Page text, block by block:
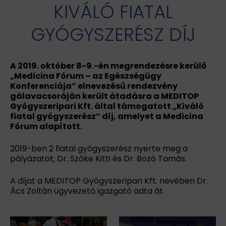
KIVÁLÓ FIATAL
GYÓGYSZERÉSZ DÍJ
A 2019. október 8-9.-én megrendezésre kerülő
„Medicina Fórum – az Egészségügy
Konferenciája” elnevezésű rendezvény
gálavacsoráján került átadásra a MEDITOP
Gyógyszeripari Kft. által támogatott „Kiváló
fiatal gyógyszerész” díj, amelyet a Medicina
Fórum alapított.
2019-ben 2 fiatal gyógyszerész nyerte meg a
pályázatot, Dr. Szőke Kitti és Dr. Bozó Tamás.
A díjat a MEDITOP Gyógyszeripari Kft. nevében Dr.
Ács Zoltán ügyvezető igazgató adta át.